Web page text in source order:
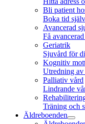
Bli patient
Boka tid
Avancerad
Få
Geriatrik
Sjuvård för
Kognitiv
Utredning
Palliativ vård
Lindrande
Träning och
Äldreboenden